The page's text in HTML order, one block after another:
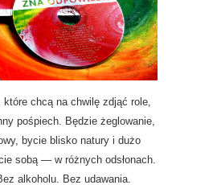
chcą na chwilę zdjąć role,
pośpiech. Będzie żeglowanie,
bycie blisko natury i dużo
sobą — w różnych odsłonach.
alkoholu. Bez udawania.